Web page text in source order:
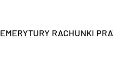
EMERYTURY RACHUNKI